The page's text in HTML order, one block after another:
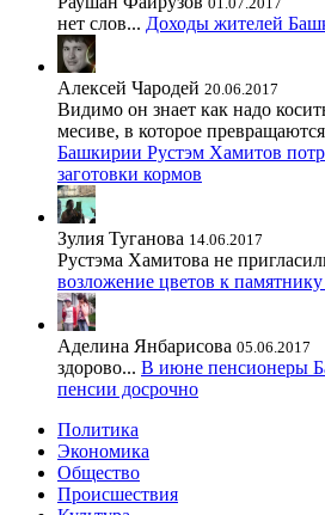
нет слов... Доходы жителей
Алексей Чародей 20.06.2017
Видимо он знает как надо
месиве, в которое
Башкирии Рустэм Хамитов
заготовки кормов
Зулия Туганова 14.06.2017
Рустэма Хамитова не
возложение цветов к
Аделина Янбарисова 05.06.2017
здорово... В июне пенсионеры
пенсии досрочно
Политика
Экономика
Общество
Происшествия